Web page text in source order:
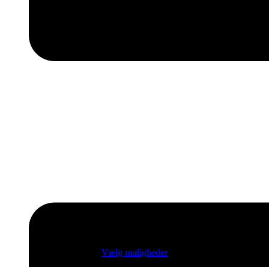
Vælg muligheder
Vælg muligheder